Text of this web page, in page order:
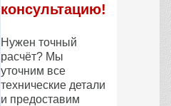
консультацию!
Нужен точный
расчёт? Мы
уточним все
технические детали
и предоставим